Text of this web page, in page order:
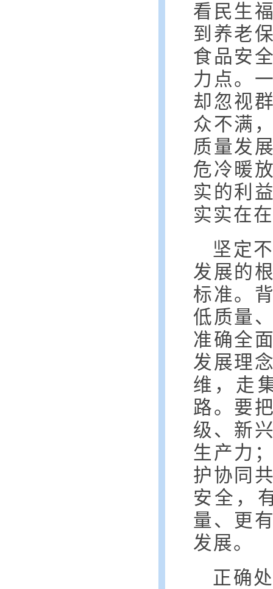
看民生
到养老
食品安
力点。
却忽视
众不满
质量发
危冷暖
实的利
实实在
坚定
发展的
标准。
低质量
准确全
发展理
维，走
路。要
级、新
生产力
护协同
安全，
量、更
发展。
正确